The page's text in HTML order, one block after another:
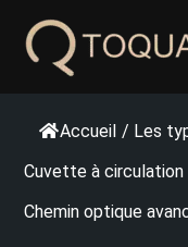
content
Accueil / Les
Cuvette à circulation
Chemin optique